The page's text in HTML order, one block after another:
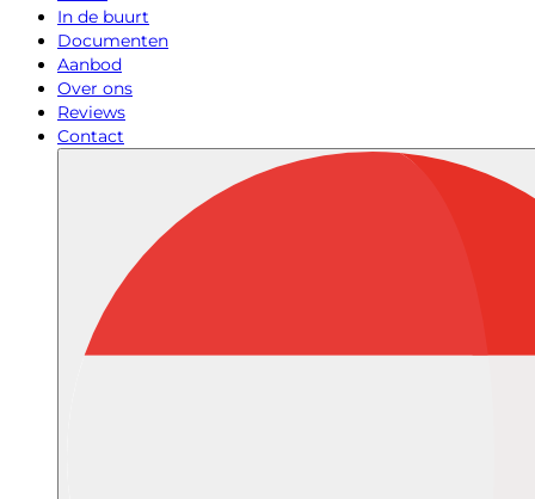
In de buurt
Documenten
Aanbod
Over ons
Reviews
Contact